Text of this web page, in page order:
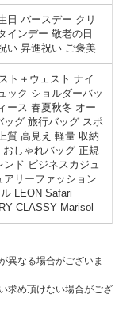
日 バースデー クリ
インデー 敬老の日
い 昇進祝い ご褒美
ト＋ウェスト ナイ
ック ショルダーバッ
ース 春夏秋冬 オー
ッグ 旅行バッグ スポ
質 高見え 軽量 収納
しゃれバッグ 正規
ド ビジネスカジュ
リーファッション
LEON Safari
CLASSY Marisol
異なる場合がございま
求め頂けない場合がござ